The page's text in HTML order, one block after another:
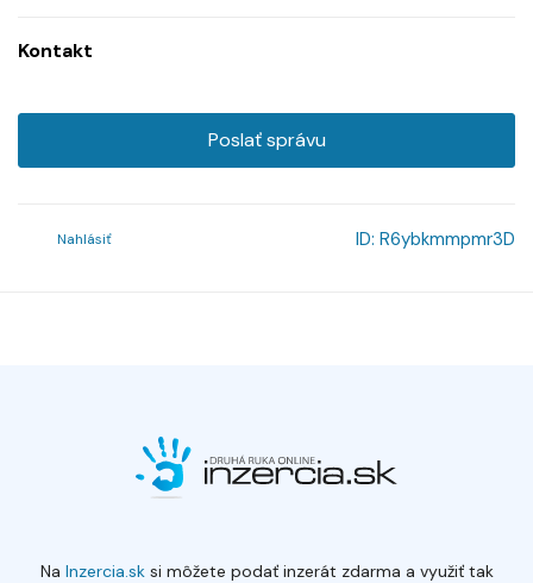
Kontakt
Poslať správu
Nahlásiť ID: R6ybkmmpmr3D
Na Inzercia.sksi môžete podať inzerát zdarma a využiť tak